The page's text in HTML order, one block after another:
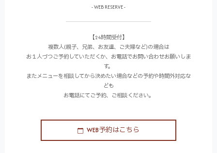
- WEB RESERVE -
【24時間受付】
複数人(親子、兄弟、お友達、ご夫婦など)の場合は
お１人づつご予約していただくか、お電話でお問い合わせお願いしま
す。
またメニューを相談してから決めたい場合などの予約や時間外対応な
ども
お電話にてご予約、ご相談ください。
WEB予約はこちら